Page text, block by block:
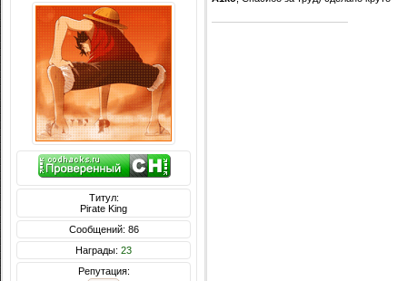
Титул:
Pirate King
Сообщений: 86
Награды: 23
Репутация: